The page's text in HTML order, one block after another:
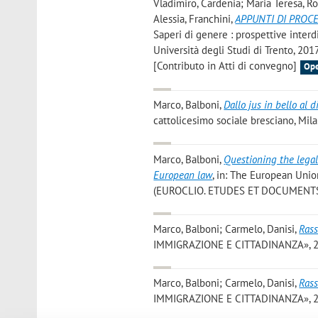
Vladimiro, Cardenia; Maria Teresa,
Alessia, Franchini,APPUNTI DI
Saperi di genere : prospettive
Università degli Studi di Trento,
[Contributo in Atti di convegno]
Marco, Balboni,Dallo jus in bello al
cattolicesimo sociale bresciano,
Marco, Balboni, Questioning the
European law, in: The European
(EUROCLIO. ETUDES ET
Marco, Balboni; Carmelo, Danisi,
IMMIGRAZIONE E
Marco, Balboni; Carmelo, Danisi,
IMMIGRAZIONE E